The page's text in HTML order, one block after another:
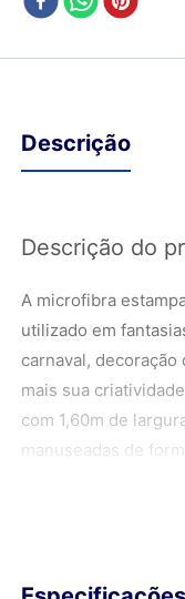
Descrição
Descrição do
A microfibra
utilizado em
carnaval,
mais sua
com 1,60m de
manuseadas de
uma variação de